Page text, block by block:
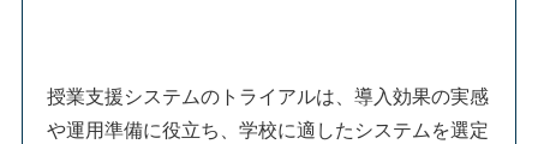
授業支援システムのトライアルは、導入効果の実感
や運用準備に役立ち、学校に適したシステムを選定